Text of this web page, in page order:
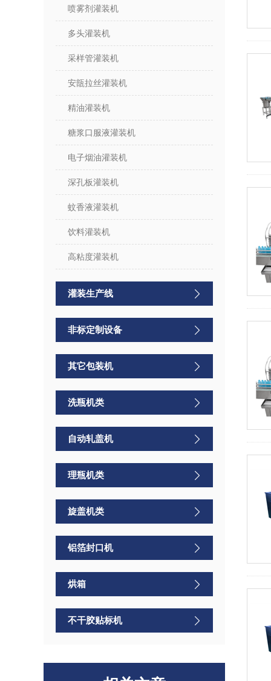
喷雾剂灌装机
多头灌装机
采样管灌装机
安瓿拉丝灌装机
精油灌装机
糖浆口服液灌装机
电子烟油灌装机
深孔板灌装机
蚊香液灌装机
饮料灌装机
高粘度灌装机
灌装生产线
非标定制设备
其它包装机
洗瓶机类
自动轧盖机
理瓶机类
旋盖机类
铝箔封口机
烘箱
不干胶贴标机